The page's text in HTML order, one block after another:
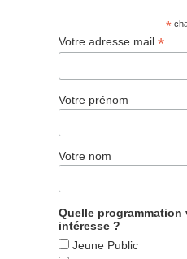
*
Votre adresse mail*
Votre prénom
Votre nom
Quelle programmation
intéresse ?
Jeune Public